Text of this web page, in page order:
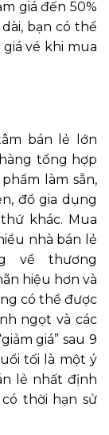
giá đến 50%
bạn có thể
vé khi mua
bán lẻ lớn
tổng hợp
làm sẵn,
đồ gia dụng
khác. Mua
nhà bán lẻ
về thương
hiệu hơn và
có thể được
ngọt và các
giá” sau 9
tối là một ý
lẻ nhất định
thời hạn sử